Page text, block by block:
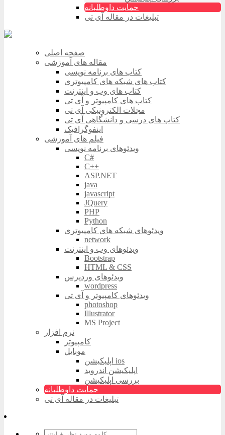
حمایت داوطلبانه
تبلیغات در مقاله آی تی
صفحه اصلی
مقاله های آموزشی
کتاب های برنامه نویسی
کتاب های شبکه های کامپیوتری
کتاب های وب و اینترنت
کتاب های کامپیوتر و آی تی
مجلات الکترونیکی آی تی
کتاب های درسی و دانشگاهی آی تی
اینفوگرافیک
فیلم های آموزشی
ویدئوهای برنامه نویسی
C#
C++
ASP.NET
java
javascript
JQuery
PHP
Python
ویدئوهای شبکه های کامپیوتری
network
ویدئوهای وب و اینترنت
Bootstrap
HTML & CSS
ویدئوهای وردپرس
wordpress
ویدئوهای کامپیوتر و آی تی
photoshop
Illustrator
MS Project
نرم افزار
کامپیوتر
موبایل
اپلیکیشن ios
اپلیکیشن اندروید
بررسی اپلیکیشن
حمایت داوطلبانه
تبلیغات در مقاله آی تی